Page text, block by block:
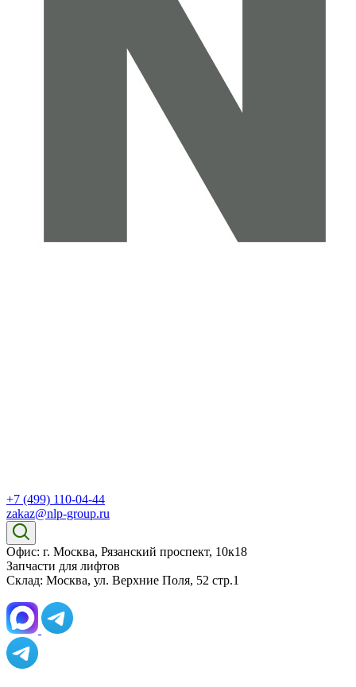
+7 (499) 110-04-44
zakaz@nlp-group.ru
Офис: г. Москва, Рязанский проспект, 10к18
Запчасти для лифтов
Склад: Москва, ул. Верхние Поля, 52 стр.1